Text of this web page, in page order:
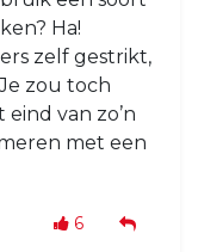
Ha!
zelf gestrikt,
zou toch
van zo’n
met een
6